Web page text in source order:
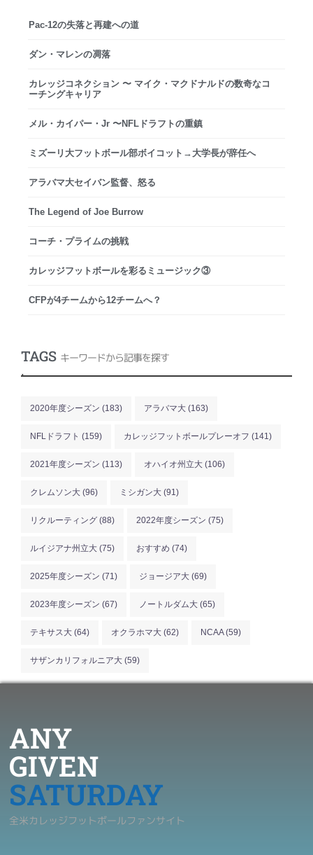
Pac-12の失落と再建への道
ダン・マレンの凋落
カレッジコネクション 〜 マイク・マクドナルドの数奇なコ
ーチングキャリア
メル・カイパー・Jr 〜NFLドラフトの重鎮
ミズーリ大フットボール部ボイコット→大学長が辞任へ
アラバマ大セイバン監督、怒る
The Legend of Joe Burrow
コーチ・プライムの挑戦
カレッジフットボールを彩るミュージック③
CFPが4チームから12チームへ？
TAGS キーワードから記事を探す
.
2020年度シーズン (183) アラバマ大 (163)
NFLドラフト (159) カレッジフットボールプレーオフ (141)
2021年度シーズン (113) オハイオ州立大 (106)
クレムソン大 (96) ミシガン大 (91)
リクルーティング (88) 2022年度シーズン (75)
ルイジアナ州立大 (75) おすすめ (74)
2025年度シーズン (71) ジョージア大 (69)
2023年度シーズン (67) ノートルダム大 (65)
テキサス大 (64) オクラホマ大 (62) NCAA(59)
サザンカリフォルニア大 (59)
ANY
GIVEN
SATURDAY
全米カレッジフットボールファンサイト